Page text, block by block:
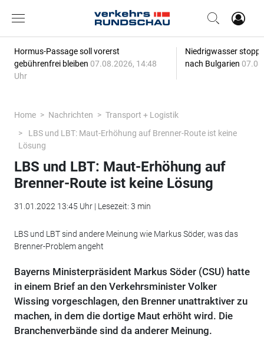
Hormus-Passage soll vorerst
gebührenfrei bleiben 07.08.2026, 14:48
Uhr
Niedrigwasser
nach Bulgarien
Home Nachrichten
Transport + Logistik
LBS und LBT: Maut-Erhöhung auf Brenner-Route ist keine
Lösung
LBS und LBT: Maut-Erhöhung auf
Brenner-Route ist keine Lösung
31.01.2022 13:45 Uhr | Lesezeit: 3 min
LBS und LBT sind andere Meinung wie Markus Söder, was das
Brenner-Problem angeht
Bayerns Ministerpräsident Markus Söder (CSU) hatte
in einem Brief an den Verkehrsminister Volker
Wissing vorgeschlagen, den Brenner unattraktiver zu
machen, in dem die dortige Maut erhöht wird. Die
Branchenverbände sind da anderer Meinung.